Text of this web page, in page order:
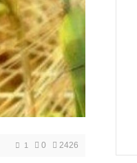
1 0 2426